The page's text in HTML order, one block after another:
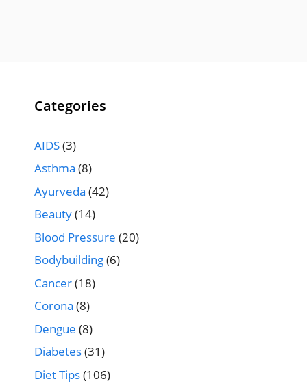
Categories
AIDS(3)
Asthma (8)
Ayurveda (42)
Beauty(14)
Blood Pressure (20)
Bodybuilding(6)
Cancer(18)
Corona (8)
Dengue (8)
Diabetes(31)
Diet Tips(106)